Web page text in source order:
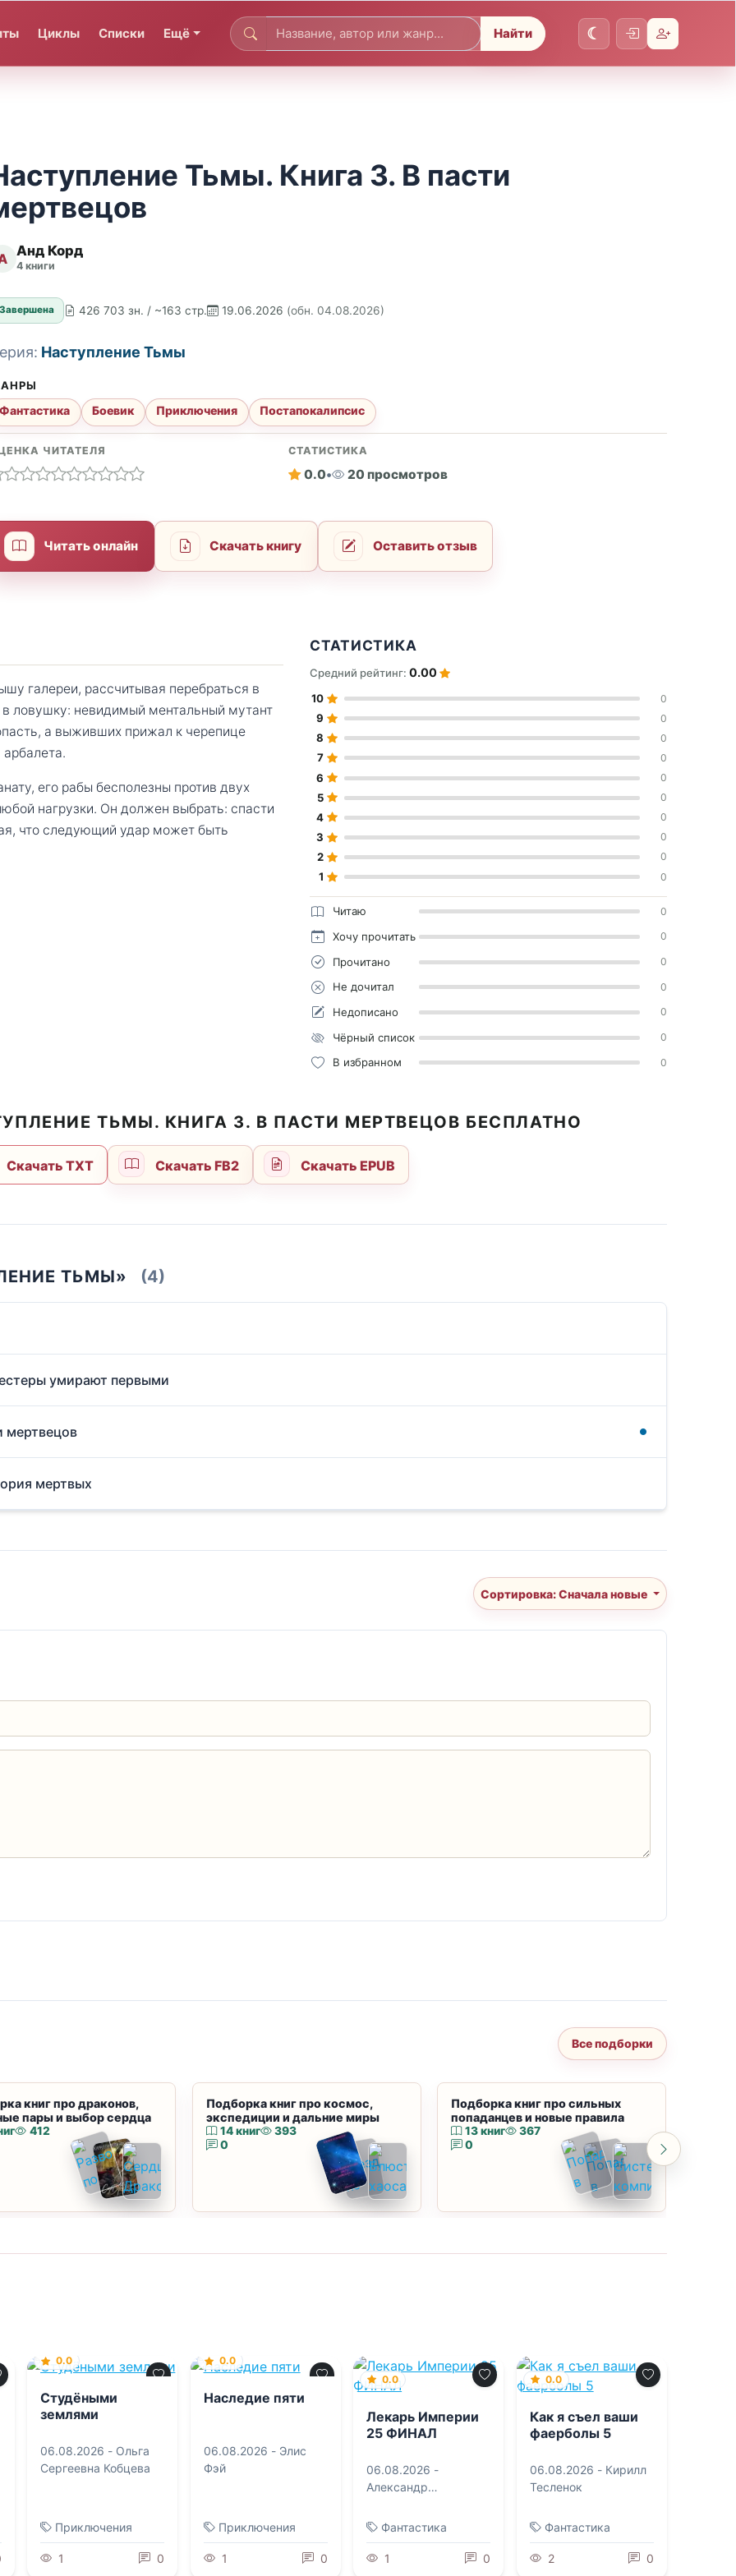
Циклы Списки Ещё Найти
Тьмы. Книга 3. В пасти
Анд Корд
4 книги
426 703 зн. / ~163 стр. 19.06.2026 (обн. 04.08.2026)
Наступление Тьмы
Фантастика Боевик Приключения Постапокалипсис
ЧИТАТЕЛЯ СТАТИСТИКА
0.0• 20 просмотров
Читать онлайн Скачать книгу Оставить отзыв
галереи, рассчитывая перебраться в
ловушку: невидимый ментальный мутант
а выживших прижал к черепице
его рабы бесполезны против двух
нагрузки. Он должен выбрать: спасти
что следующий удар может быть
СТАТИСТИКА
Средний рейтинг:0.00
10 0
9 0
8 0
7 0
6 0
5 0
4 0
3 0
2 0
1 0
Читаю 0
Хочу прочитать 0
Прочитано 0
Не дочитал 0
Недописано 0
Чёрный список 0
В избранном 0
ТЬМЫ. КНИГА 3. В ПАСТИ МЕРТВЕЦОВ БЕСПЛАТНО
Скачать TXT Скачать FB2 Скачать EPUB
ТЬМЫ» (4)
умирают первыми
мертвецов
мертвых
Сортировка: Сначала новые
Все подборки
книг про драконов,
пары и выбор сердца
412
Подборка книг про космос,
экспедиции и дальние миры
14 книг
393
0
Подборка книг про сильных
попаданцев и новые правила
13 книг
367
0
0.0
Студёными
землями
06.08.2026 - Ольга
Сергеевна Кобцева
Приключения
1 0
0.0
Наследие пяти
06.08.2026 - Элис
Фэй
Приключения
1 0
0.0
Лекарь Империи
25 ФИНАЛ
06.08.2026 -
Александр
Карелин
Фантастика
1 0
0.0
Как я съел ваши
фаерболы 5
06.08.2026 - Кирилл
Тесленок
Фантастика
2 0